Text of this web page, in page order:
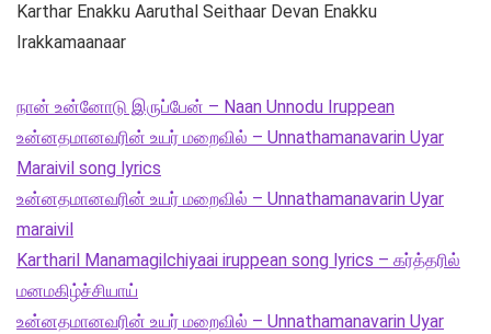
Karthar Enakku Aaruthal Seithaar Devan Enakku
Irakkamaanaar
நான் உன்னோடு இருப்பேன் – Naan Unnodu Iruppean
உன்னதமானவரின் உயர் மறைவில் – Unnathamanavarin Uyar
Maraivil song lyrics
உன்னதமானவரின் உயர் மறைவில் – Unnathamanavarin Uyar
maraivil
Kartharil Manamagilchiyaai iruppean song lyrics – கர்த்தரில்
மனமகிழ்ச்சியாய்
உன்னதமானவரின் உயர் மறைவில் – Unnathamanavarin Uyar